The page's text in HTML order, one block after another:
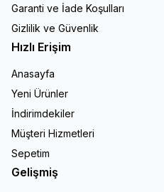
Garanti ve İade Koşulları
Gizlilik ve Güvenlik
Hızlı Erişim
Anasayfa
Yeni Ürünler
İndirimdekiler
Müşteri Hizmetleri
Sepetim
Gelişmiş